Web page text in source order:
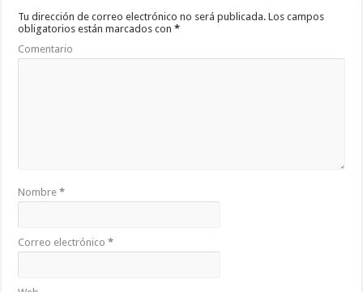
o
k
p ti
Tu dirección de correo electrónico no será publicada. Los campos
obligatorios están marcados con*
Comentario
Nombre*
Correo electrónico*